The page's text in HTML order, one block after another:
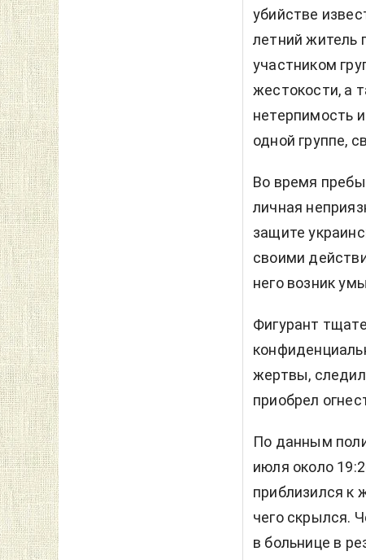
убийстве
летний житель
участником
жестокости, а
нетерпимость
одной группе,
Во время
личная
защите
своими
него возник
Фигурант
жертвы,
приобрел
По данным
июля около
приблизился к
чего скрылся.
в больнице в